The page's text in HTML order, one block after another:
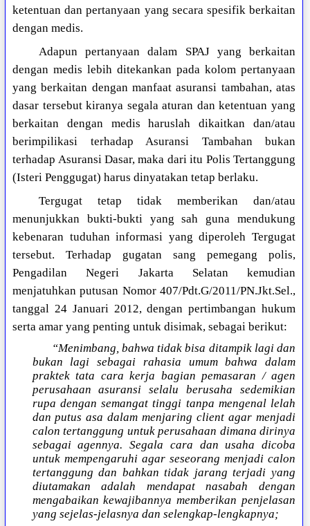
ketentuan dan pertanyaan yang secara spesifik berkaitan
dengan medis.
Adapun pertanyaan dalam SPAJ yang berkaitan
dengan medis lebih ditekankan pada kolom pertanyaan
yang berkaitan dengan manfaat asuransi tambahan, atas
dasar tersebut kiranya segala aturan dan ketentuan yang
berkaitan dengan medis haruslah dikaitkan dan/atau
berimpilikasi terhadap Asuransi Tambahan bukan
terhadap Asuransi Dasar, maka dari itu Polis Tertanggung
(Isteri Penggugat) harus dinyatakan tetap berlaku.
Tergugat tetap tidak memberikan dan/atau
menunjukkan bukti-bukti yang sah guna mendukung
kebenaran tuduhan informasi yang diperoleh Tergugat
tersebut. Terhadap gugatan sang pemegang polis,
Pengadilan Negeri Jakarta Selatan kemudian
menjatuhkan putusan Nomor 407/Pdt.G/2011/PN.Jkt.Sel.,
tanggal 24 Januari 2012, dengan pertimbangan hukum
serta amar yang penting untuk disimak, sebagai berikut:
“Menimbang, bahwa tidak bisa ditampik lagi dan
bukan lagi sebagai rahasia umum bahwa dalam
praktek tata cara kerja bagian pemasaran / agen
perusahaan asuransi selalu berusaha sedemikian
rupa dengan semangat tinggi tanpa mengenal lelah
dan putus asa dalam menjaring client agar menjadi
calon tertanggung untuk perusahaan dimana dirinya
sebagai agennya. Segala cara dan usaha dicoba
untuk mempengaruhi agar seseorang menjadi calon
tertanggung dan bahkan tidak jarang terjadi yang
diutamakan adalah mendapat nasabah dengan
mengabaikan kewajibannya memberikan penjelasan
yang sejelas-jelasnya dan selengkap-lengkapnya;